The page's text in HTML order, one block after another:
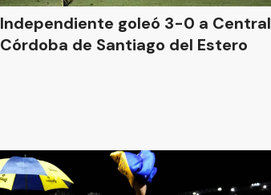
Independiente goleó 3-0 a Central
Córdoba de Santiago del Estero